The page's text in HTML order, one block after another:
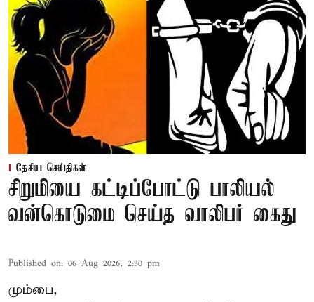
தேசிய செய்திகள்
சிறுமியை கட்டிப்போட்டு பாலியல்
வன்கொடுமை செய்த வாலிபர் கைது
Published on: 06 Aug 2026, 2:30 pm
மும்பை,